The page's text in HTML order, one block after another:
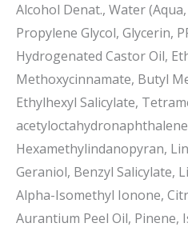
Alcohol Denat., Water
Propylene Glycol, Glycerin,
Hydrogenated Castor Oil,
Methoxycinnamate, Butyl
Ethylhexyl Salicylate,
Hexamethylindanopyran,
Geraniol, Benzyl Salicylate,
Alpha-Isomethyl Ionone,
Aurantium Peel Oil, Pinene,